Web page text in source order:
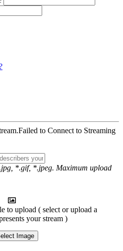
Failed to Connect to Streaming
*.gif, *.jpeg. Maximum upload
to upload ( select or upload a
your stream )
Image